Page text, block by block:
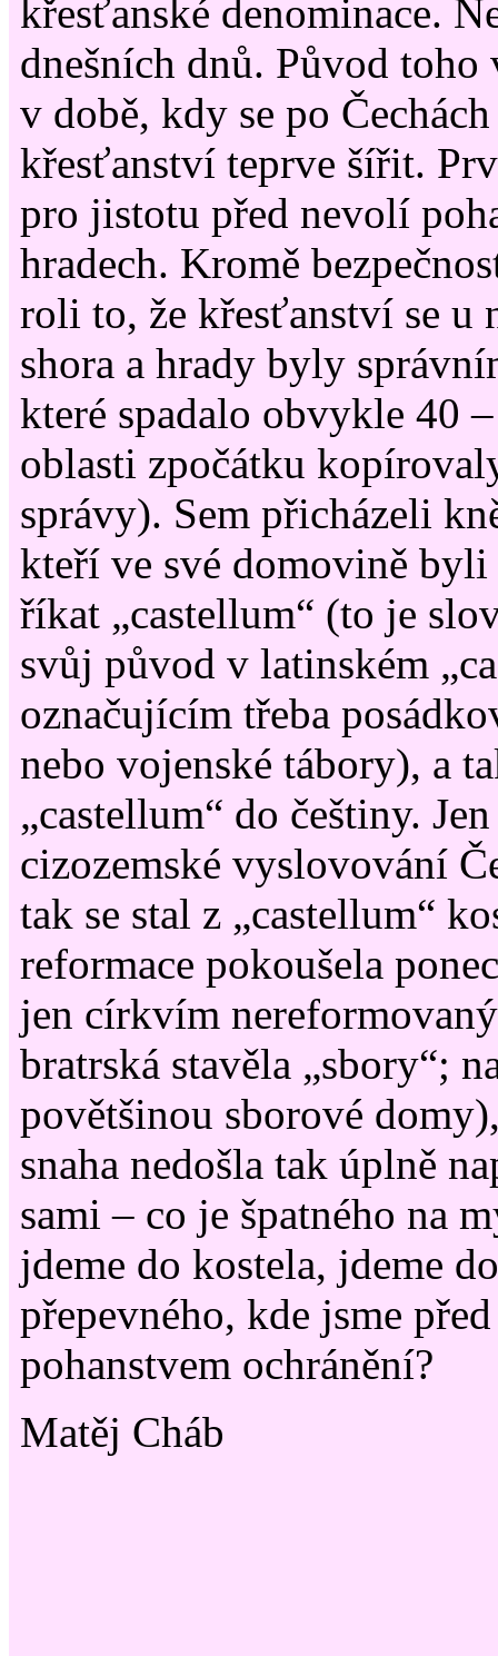
křesťanské denominace.
dnešních dnů. Původ
v době, kdy se po
křesťanství teprve šířit.
pro jistotu před nevolí
hradech. Kromě
roli to, že křesťanství se u
shora a hrady byly
které spadalo obvykle 40
oblasti zpočátku
správy). Sem přicházeli
kteří ve své domovině
říkat „castellum“ (to je
svůj původ v latinském
označujícím třeba
nebo vojenské tábory), a
„castellum“ do češtiny.
cizozemské vyslovování
tak se stal z „castellum“
reformace pokoušela
jen církvím
bratrská stavěla „sbory“;
povětšinou sborové
snaha nedošla tak úplně
sami – co je špatného na
jdeme do kostela, jdeme
přepevného, kde jsme
pohanstvem ochránění?
Matěj Cháb